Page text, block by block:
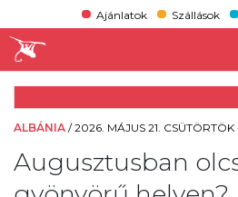
Ajánlatok Szállások
ALBÁNIA /2026. MÁJUS 21. CSÜTÖRTÖK
Augusztusban